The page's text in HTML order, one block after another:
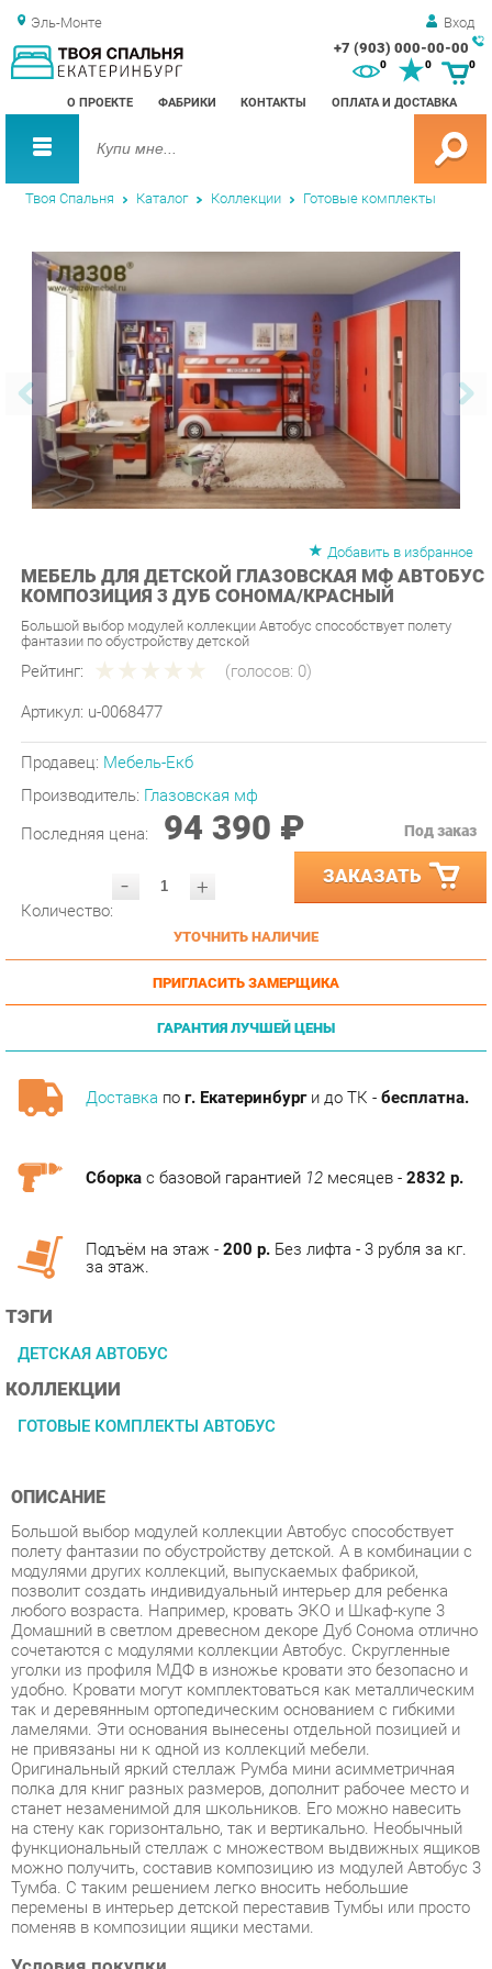
Эль-Монте Вход
+7 (903) 000-00-00
О ПРОЕКТЕ ФАБРИКИ КОНТАКТЫ ОПЛАТА И ДОСТАВКА
0 0
Твоя Спальня Каталог Коллекции Готовые комплекты
МЕБЕЛЬ ДЛЯ ДЕТСКОЙ ГЛАЗОВСКАЯ МФ АВТОБУС
КОМПОЗИЦИЯ 3 ДУБ СОНОМА/КРАСНЫЙ
Большой выбор модулей коллекции Автобус способствует полету
Рейтинг: (голосов:
Артикул: u-0068477
Производитель:Глазовская мф
Последняя цена: 94 390 ₽
- ЗАКАЗАТЬ
УТОЧНИТЬ НАЛИЧИЕ
ПРИГЛАСИТЬ ЗАМЕРЩИКА
ГАРАНТИЯ ЛУЧШЕЙ ЦЕНЫ
Доставкапог. Екатеринбурги до ТК -бесплатна.
ТЭГИ
ГОТОВЫЕ КОМПЛЕКТЫ АВТОБУС
ОПИСАНИЕ
полету фантазии по обустройству детской. А в комбинации с
модулями других коллекций, выпускаемых фабрикой,
позволит создать индивидуальный интерьер для ребенка
любого возраста. Например, кровать ЭКО и Шкаф-купе 3
Домашний в светлом древесном декоре Дуб Сонома отлично
сочетаются с модулями коллекции Автобус. Скругленные
уголки из профиля МДФ в изножье кровати это безопасно и
удобно. Кровати могут комплектоваться как металлическим
так и деревянным ортопедическим основанием с гибкими
ламелями. Эти основания вынесены отдельной позицией и
не привязаны ни к одной из коллекций мебели.
Оригинальный яркий стеллаж Румба мини асимметричная
полка для книг разных размеров, дополнит рабочее место и
станет незаменимой для школьников. Его можно навесить
на стену как горизонтально, так и вертикально. Необычный
функциональный стеллаж с множеством выдвижных ящиков
можно получить, составив композицию из модулей Автобус 3
Тумба. С таким решением легко вносить небольшие
перемены в интерьер детской переставив Тумбы или просто
поменяв в композиции ящики местами.
Условия покупки
Благодаря качественным фото, исчерпывающей информации
покупателей маркетплэйса «Спальни-Екатеринбург» купить